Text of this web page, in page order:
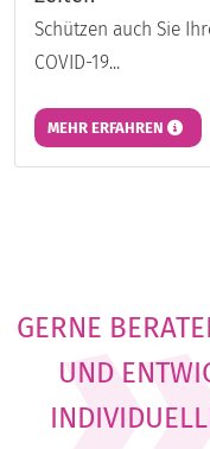
Schützen auch Sie
COVID-19...
MEHR ERFAHREN
GERNE
UND